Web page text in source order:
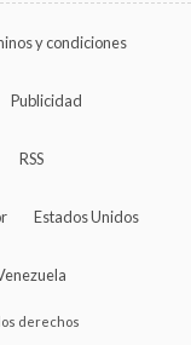
y condiciones
Publicidad
RSS
Estados Unidos
derechos